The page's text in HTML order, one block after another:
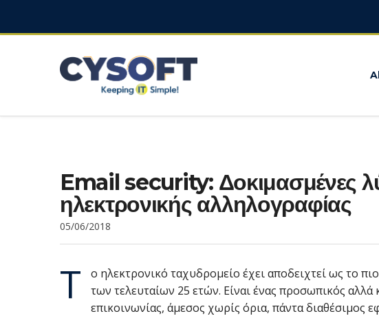
Email security: Δοκιμασμένες
ηλεκτρονικής αλληλογραφίας
05/06/2018
Τ
ο ηλεκτρονικό ταχυδρομείο έχει αποδειχτεί ως το
των τελευταίων 25 ετών. Είναι ένας προσωπικός
επικοινωνίας, άμεσος χωρίς όρια, πάντα διαθέσιμος